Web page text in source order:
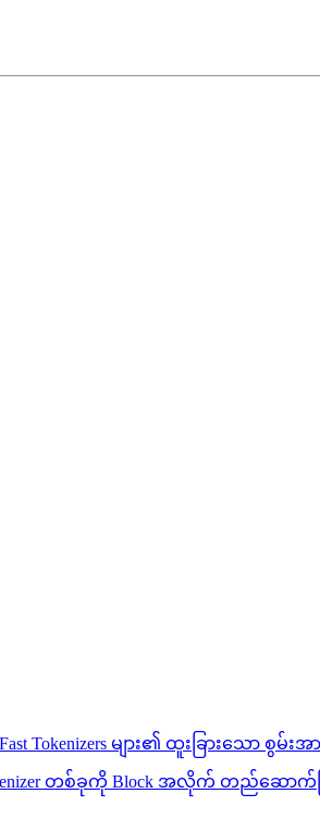
Fast Tokenizers များ၏ ထူးခြားသော စွမ်းအာ
တစ်ခုကို Block အလိုက် တည်ဆောက်ခ